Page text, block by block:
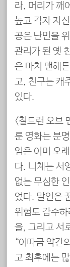
라, 머리가 깨
높고 각자 자
공은 난민을
관리가 된 옛
은 마치 맨해
고, 친구는 캐
있다.
<칠드런 오브
룬 영화는 분
임은 이미 오
다. 니체는 서
없는 무심한
었다. 말인은
위험도 감수
을, 그리고 서
“이따금 약간
고 최후에는